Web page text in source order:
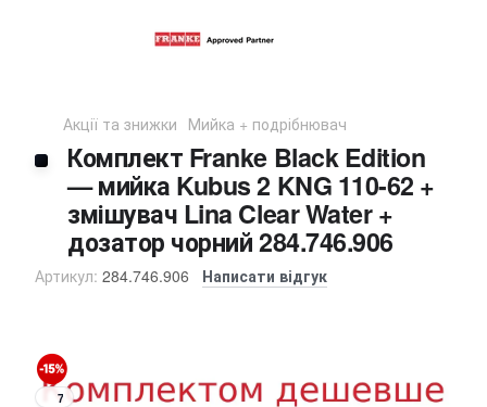
Акції та знижки Мийка + подрібнювач
Комплект Franke Black Edition
— мийка Kubus 2 KNG 110-62 +
змішувач Lina Clear Water +
дозатор чорний 284.746.906
Артикул: 284.746.906 Написати відгук
7